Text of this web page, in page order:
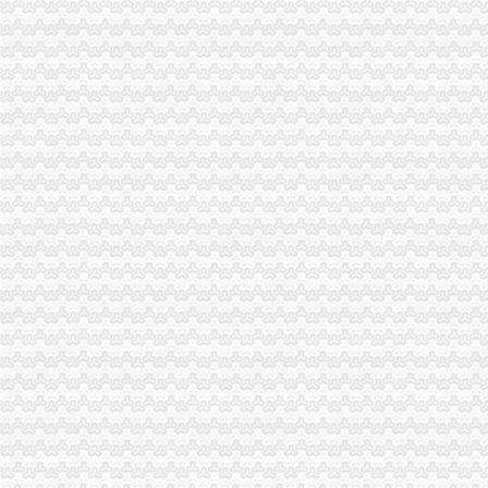
重庆办理工商执照全新攻略-迅虎开业帮致力造一站式企业工商税务
重庆公司代办|重庆营业执照代办|重庆代理记账|重庆公司注册|重庆公司
渝北区办执照
工商注册,代理记账,许可证办理,变更,注销,迁移-重庆浩恩工商
重庆渝北区国税局加州税务所地址,重庆渝北区国税局加州税务所地址
重庆渝北人民院三任院长前“腐”后“继”-全刊杂志赏析网免费电
重庆渝北区龙泰食品商行营业执照_在线咨询华律网顾问团律师-华律网
印_重庆：渝北区增“四力”推进教育实践活动_宣讲家网
空港新城
【许昌空港新城（二期）二手房|空港新城（二期）二手房买卖】-许昌
空港新城房价网,2018空港新城房价走势图,南宁萧山空港新城二手房
空港新城1号线路_空港新城1号线公交车路线_咸空港新城1号线路_
天府空港新城：2018年批启动建设项目96个-成都搜狐焦点
空港新城怎么样？空港新城和上城公馆哪个好？-安房天下
松树桥办执照
税收法律法规汇编2010版-MBA智库文档
“三不管”砂石场年内变身景观林-新闻频道-和讯网
在北京城内的车如何办理进京证。-爱问知识人
即时_频道_凤凰网
上海的摩登角落（转帖灌水）-上海搜狐焦点
一碗水办执照